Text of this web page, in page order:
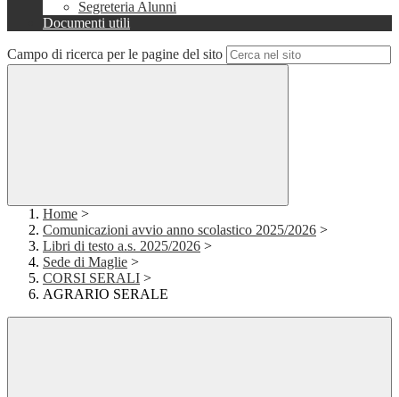
Segreteria Alunni
Documenti utili
Campo di ricerca per le pagine del sito
Home >
Comunicazioni avvio anno scolastico 2025/2026 >
Libri di testo a.s. 2025/2026 >
Sede di Maglie >
CORSI SERALI >
AGRARIO SERALE